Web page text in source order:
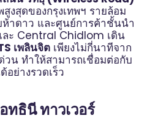
งสุดของกรุงเทพฯ รายล้อม
าดาว และศูนย์การค้าชั้นนำ
ะ Central Chidlom เดิน
เพลินจิต เพียงไม่กี่นาทีจาก
วน ทำให้สามารถเชื่อมต่อกับ
ย่างรวดเร็ว
ทธินี ทาวเวอร์